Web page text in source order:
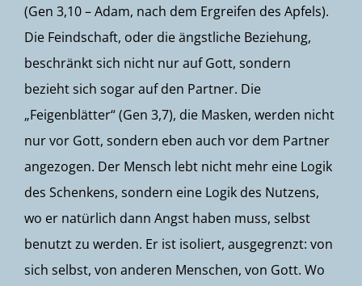
(Gen 3,10 – Adam, nach dem Ergreifen des Apfels).
Die Feindschaft, oder die ängstliche Beziehung,
beschränkt sich nicht nur auf Gott, sondern
bezieht sich sogar auf den Partner. Die
„Feigenblätter“ (Gen 3,7), die Masken, werden nicht
nur vor Gott, sondern eben auch vor dem Partner
angezogen. Der Mensch lebt nicht mehr eine Logik
des Schenkens, sondern eine Logik des Nutzens,
wo er natürlich dann Angst haben muss, selbst
benutzt zu werden. Er ist isoliert, ausgegrenzt: von
sich selbst, von anderen Menschen, von Gott. Wo